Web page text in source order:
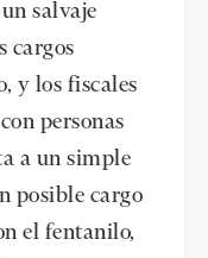
salvaje
cargos
y los fiscales
personas
a un simple
posible cargo
el fentanilo,